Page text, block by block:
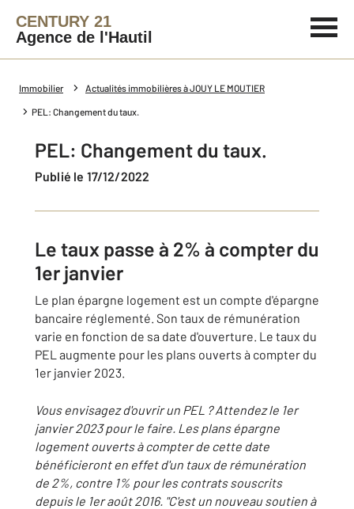
CENTURY 21
Agence de l'Hautil
Immobilier Actualités immobilières à JOUY LE MOUTIER
PEL: Changement du taux.
PEL: Changement du taux.
Publié le 17/12/2022
Le taux passe à 2% à compter du
1er janvier
Le plan épargne logement est un compte d'épargne
bancaire réglementé. Son taux de rémunération
varie en fonction de sa date d'ouverture. Le taux du
PEL augmente pour les plans ouverts à compter du
1er janvier 2023.
Vous envisagez d'ouvrir un PEL ? Attendez le 1er
janvier 2023 pour le faire. Les plans épargne
logement ouverts à compter de cette date
bénéficieront en effet d'un taux de rémunération
de 2%, contre 1% pour les contrats souscrits
depuis le 1er août 2016. "C'est un nouveau soutien à